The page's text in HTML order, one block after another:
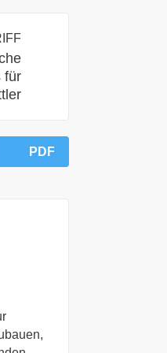
für
PDF